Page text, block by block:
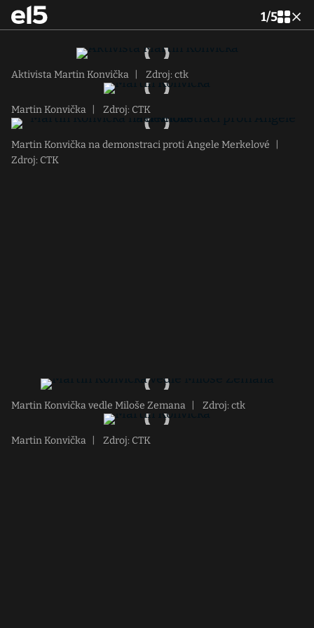
1/5
Aktivista Martin Konvička Zdroj: ctk
Martin Konvička Zdroj: CTK
Martin Konvička na demonstraci proti Angele Merkelové
Zdroj: CTK
Martin Konvička vedle Miloše Zemana Zdroj: ctk
Martin Konvička Zdroj: CTK